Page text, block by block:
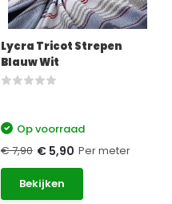
Lycra Tricot Strepen
Blauw Wit
Op voorraad
€ 7,90 € 5,90 Per meter
Bekijken